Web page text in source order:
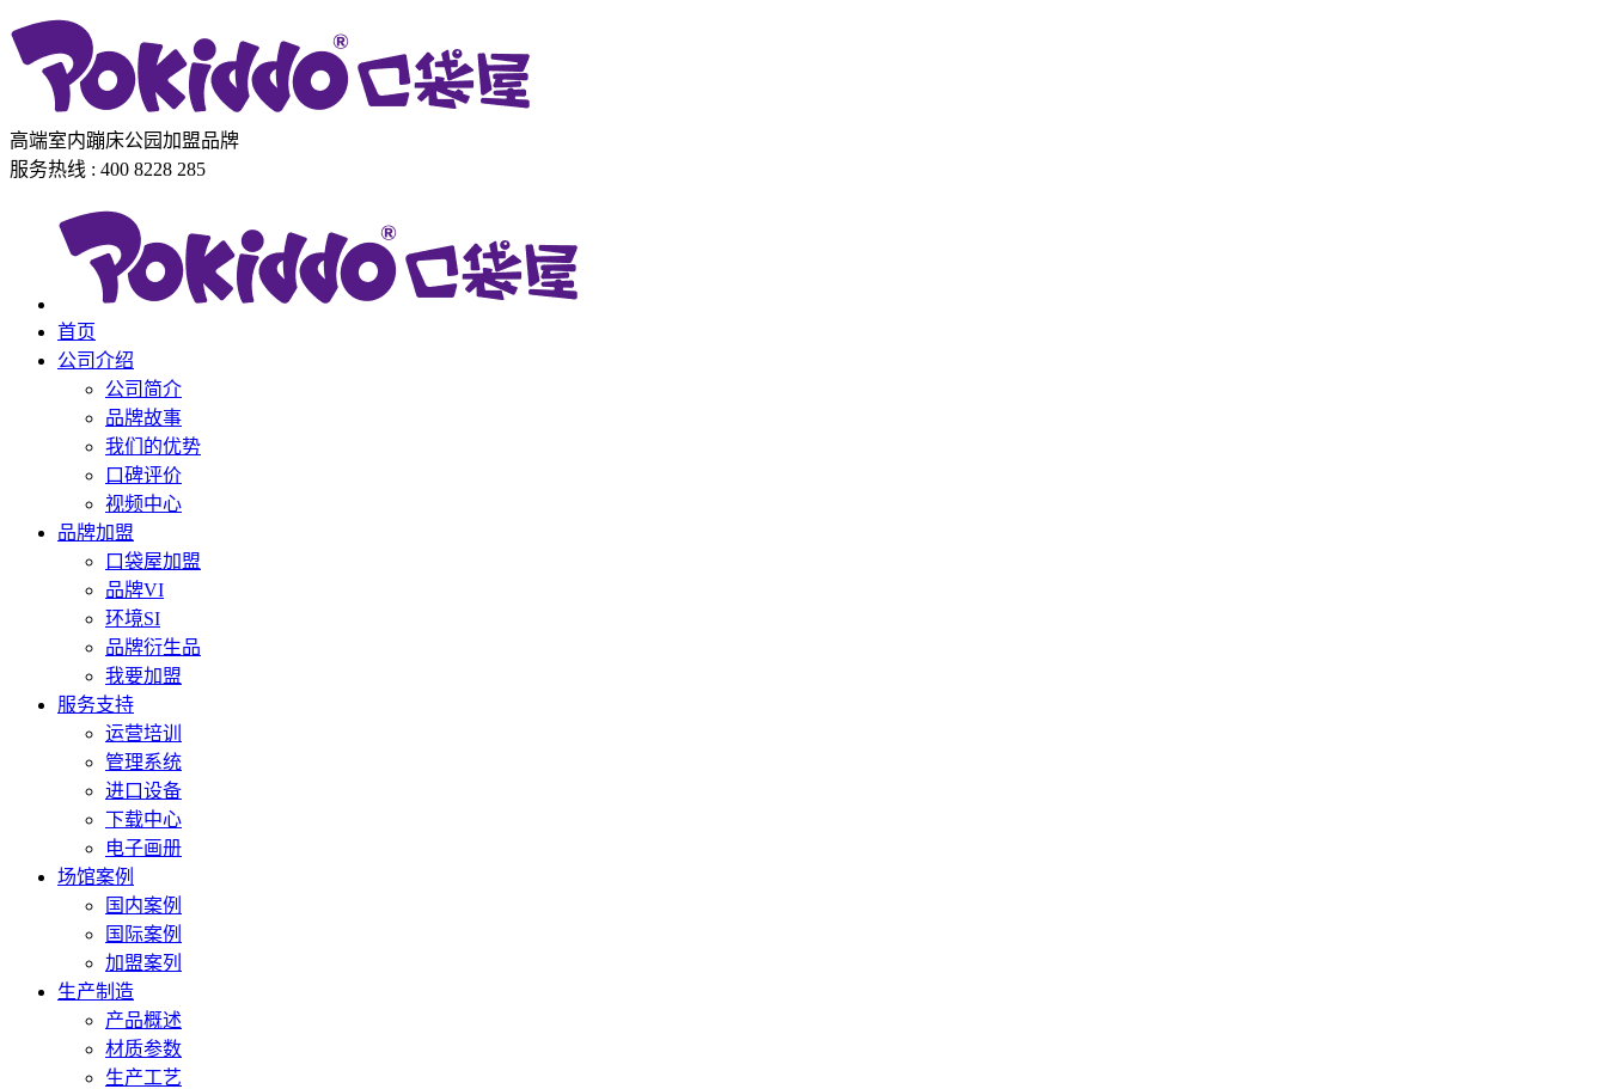
高端室内蹦床公园加盟品牌
服务热线 : 400 8228 285
首页
公司介绍
公司简介
品牌故事
我们的优势
口碑评价
视频中心
品牌加盟
口袋屋加盟
品牌VI
环境SI
品牌衍生品
我要加盟
服务支持
运营培训
管理系统
进口设备
下载中心
电子画册
场馆案例
国内案例
国际案例
加盟案列
生产制造
产品概述
材质参数
生产工艺